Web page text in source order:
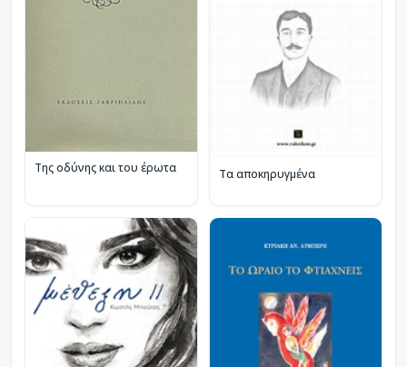
Της οδύνης και του έρωτα Τα αποκηρυγμένα